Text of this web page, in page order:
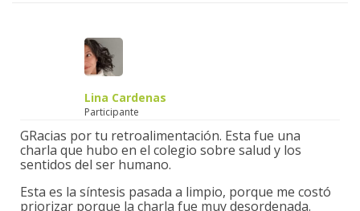
Lina Cardenas
Participante
GRacias por tu retroalimentación. Esta fue una
charla que hubo en el colegio sobre salud y los
sentidos del ser humano.
Esta es la síntesis pasada a limpio, porque me costó
priorizar porque la charla fue muy desordenada.